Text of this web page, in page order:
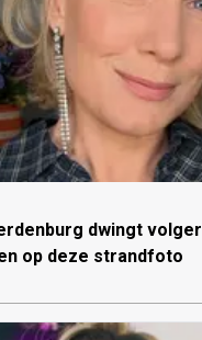
dwingt
op deze strandfoto